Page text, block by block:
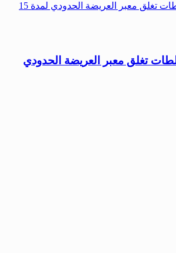
تغلق معبر العريضة الحدودي